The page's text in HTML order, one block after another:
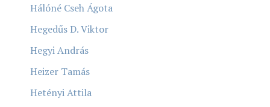
Hálóné Cseh Ágota
Hegedűs D. Viktor
Hegyi András
Heizer Tamás
Hetényi Attila